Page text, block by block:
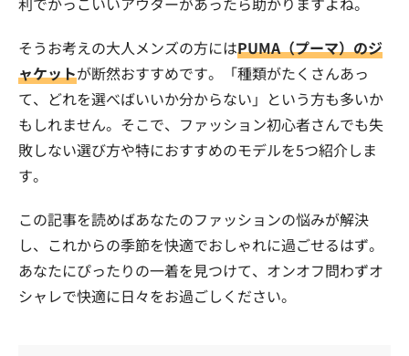
そうお考えの大人メンズの方にはPUMA（プーマ）のジ
ャケットが断然おすすめです。「種類がたくさんあっ
て、どれを選べばいいか分からない」という方も多いか
もしれません。そこで、ファッション初心者さんでも失
敗しない選び方や特におすすめのモデルを5つ紹介しま
す。
この記事を読めばあなたのファッションの悩みが解決
し、これからの季節を快適でおしゃれに過ごせるはず。
あなたにぴったりの一着を見つけて、オンオフ問わずオ
シャレで快適に日々をお過ごしください。